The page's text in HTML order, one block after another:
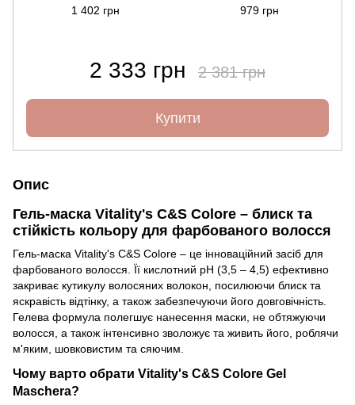
1 402 грн 979 грн
2 333 грн 2 381 грн
Купити
Опис
Гель-маска Vitality's C&S Colore – блиск та
стійкість кольору для фарбованого волосся
Гель-маска Vitality's C&S Colore – це інноваційний засіб для
фарбованого волосся. Її кислотний pH (3,5 – 4,5) ефективно
закриває кутикулу волосяних волокон, посилюючи блиск та
яскравість відтінку, а також забезпечуючи його довговічність.
Гелева формула полегшує нанесення маски, не обтяжуючи
волосся, а також інтенсивно зволожує та живить його, роблячи
м'яким, шовковистим та сяючим.
Чому варто обрати Vitality's C&S Colore Gel
Maschera?